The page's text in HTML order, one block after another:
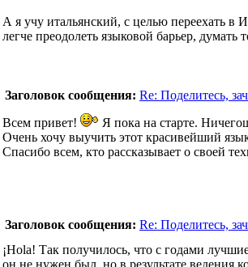
А я учу итальянский, с целью переехать в
легче преодолеть языковой барьер,
Заголовок сообщения: Re: Поделитесь,
Всем привет!
Я пока на старте.
Очень хочу выучить этот красивейший
Спасибо всем, кто рассказывает о своей
Заголовок сообщения: Re: Поделитесь,
¡Holа! Так получилось, что с годами
он не нужен был, но в результате ведения